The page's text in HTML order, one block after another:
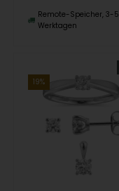
Remote-Speicher, 3-5
Werktagen
19%